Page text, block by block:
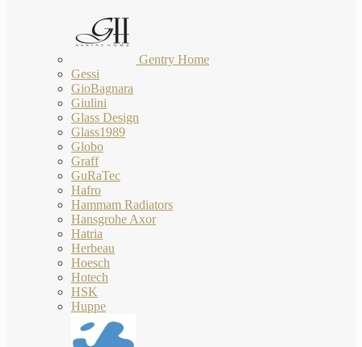
Gentry Home
Gessi
GioBagnara
Giulini
Glass Design
Glass1989
Globo
Graff
GuRaTec
Hafro
Hammam Radiators
Hansgrohe Axor
Hatria
Herbeau
Hoesch
Hotech
HSK
Huppe